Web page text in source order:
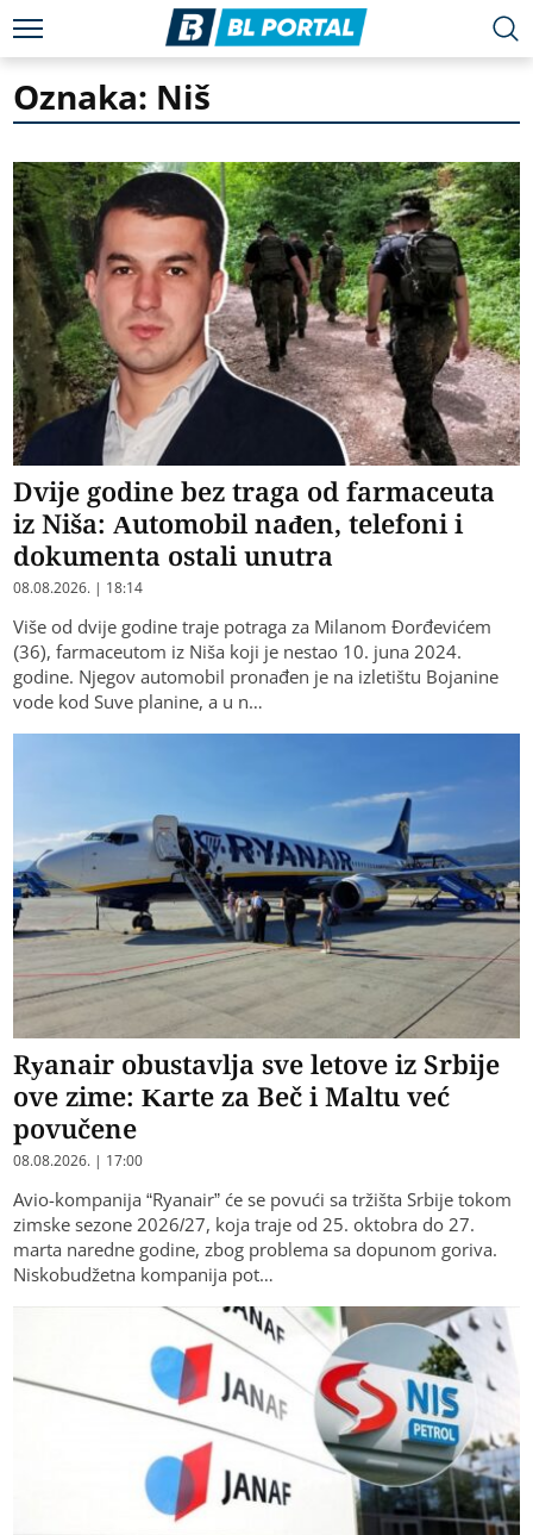
Oznaka: Niš
Dvije godine bez traga od farmaceuta
iz Niša: Automobil nađen, telefoni i
dokumenta ostali unutra
08.08.2026. | 18:14
Više od dvije godine traje potraga za Milanom Đorđevićem
(36), farmaceutom iz Niša koji je nestao 10. juna 2024.
godine. Njegov automobil pronađen je na izletištu Bojanine
vode kod Suve planine, a u n…
Ryanair obustavlja sve letove iz Srbije
ove zime: Karte za Beč i Maltu već
povučene
08.08.2026. | 17:00
Avio-kompanija “Ryanair” će se povući sa tržišta Srbije tokom
zimske sezone 2026/27, koja traje od 25. oktobra do 27.
marta naredne godine, zbog problema sa dopunom goriva.
Niskobudžetna kompanija pot…